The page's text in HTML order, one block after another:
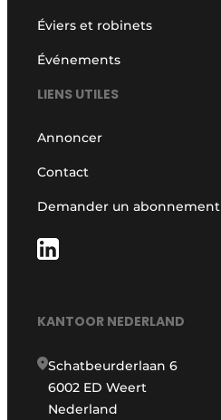
Éviers et robinets
Événements
LIENS UTILES
Annoncer
Contact
Demander un abonnement
KANTOOR NEDERLAND
Schatbeurderlaan 6
6002 ED Weert
Nederland